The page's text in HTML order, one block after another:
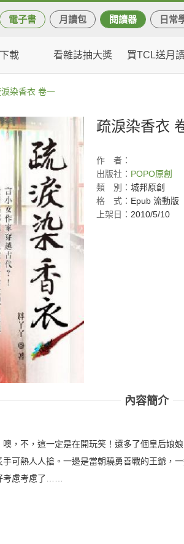
電子書 月讀包 閱讀器 日常
載 看雜誌抽大獎 買TCL送月
淚染香衣 卷一
疏淚染香衣
作
者：
出版社： POPO原創
類
別： 城邦原創
格
式： Epub 流動版
上架日： 2010/5/10
內容簡介
，不，這一定是在開玩笑！還多了個皇后娘
手可熱人人搶。一邊是當朝驍勇善戰的王爺，
考慮考慮了……